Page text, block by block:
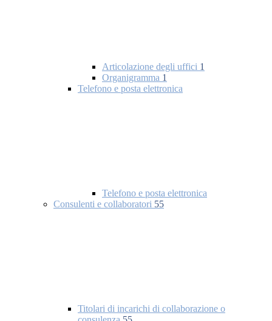
Articolazione degli uffici 1
Organigramma 1
Telefono e posta elettronica
Telefono e posta elettronica
Consulenti e collaboratori 55
Titolari di incarichi di collaborazione o